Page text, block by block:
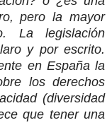
pero la mayor
La legislación
y por escrito.
en España la
los derechos
(diversidad
que tener una